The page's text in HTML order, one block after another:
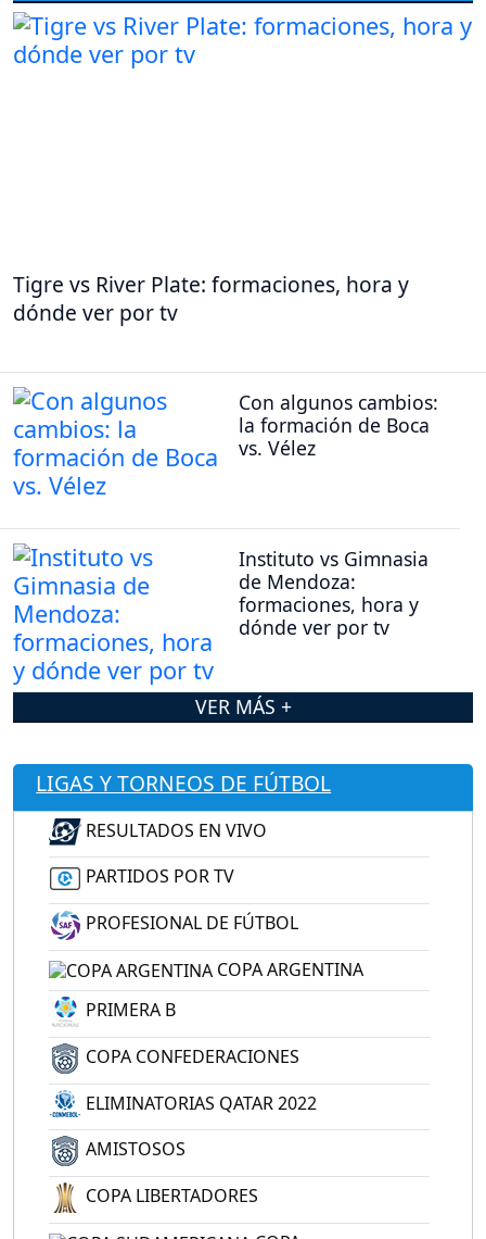
Tigre vs River Plate: formaciones, hora y
dónde ver por tv
Con algunos cambios:
la formación de Boca
vs. Vélez
Instituto vs Gimnasia
de Mendoza:
formaciones, hora y
dónde ver por tv
VER MÁS +
LIGAS Y TORNEOS DE FÚTBOL
RESULTADOS EN VIVO
PARTIDOS POR TV
PROFESIONAL DE FÚTBOL
COPA ARGENTINA
PRIMERA B
COPA CONFEDERACIONES
ELIMINATORIAS QATAR 2022
AMISTOSOS
COPA LIBERTADORES